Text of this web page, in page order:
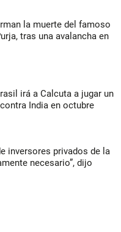
la muerte del famoso
tras una avalancha en
irá a Calcuta a jugar un
India en octubre
inversores privados de la
necesario”, dijo